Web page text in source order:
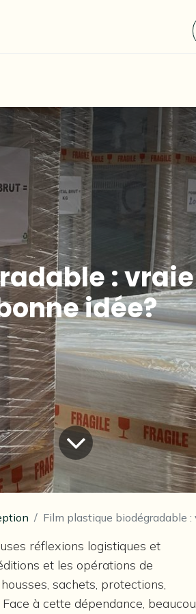
:
idée?
Film plastique biodégradable : vraie solution ou fausse
réflexions logistiques et
et les opérations de
sachets, protections,
à cette dépendance,